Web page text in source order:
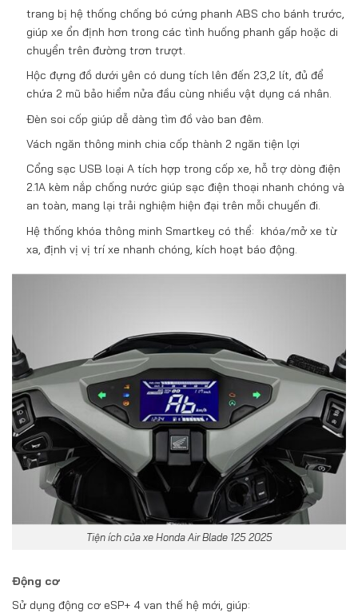
trang bị hệ thống chống bó cứng phanh ABS cho bánh trước,
giúp xe ổn định hơn trong các tình huống phanh gấp hoặc di
chuyển trên đường trơn trượt.
Hộc đựng đồ dưới yên có dung tích lên đến 23,2 lít, đủ để
chứa 2 mũ bảo hiểm nửa đầu cùng nhiều vật dụng cá nhân.
Đèn soi cốp giúp dễ dàng tìm đồ vào ban đêm.
Vách ngăn thông minh chia cốp thành 2 ngăn tiện lợi
Cổng sạc USB loại A tích hợp trong cốp xe, hỗ trợ dòng điện
2.1A kèm nắp chống nước giúp sạc điện thoại nhanh chóng và
an toàn, mang lại trải nghiệm hiện đại trên mỗi chuyến đi.
Hệ thống khóa thông minh Smartkey có thể: khóa/mở xe từ
xa, định vị vị trí xe nhanh chóng, kích hoạt báo động.
Tiện ích của xe Honda Air Blade 125 2025
Động cơ
Sử dụng động cơ eSP+ 4 van thế hệ mới, giúp: